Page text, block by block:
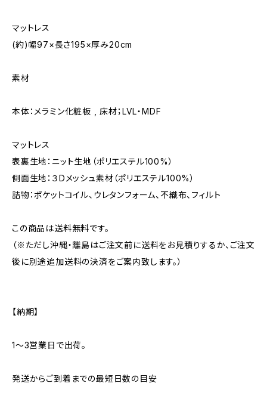
マットレス
(約)幅97×長さ195×厚み20cm
素材
本体：メラミン化粧板 , 床材；LVL・MDF
マットレス
表裏生地：ニット生地（ポリエステル100%）
側面生地：３Dメッシュ素材（ポリエステル100%）
詰物：ポケットコイル、ウレタンフォーム、不織布、フィルト
この商品は送料無料です。
（※ただし沖縄・離島はご注文前に送料をお見積りするか、ご注文
後に別途追加送料の決済をご案内致します。）
【納期】
1〜3営業日で出荷。
発送からご到着までの最短日数の目安